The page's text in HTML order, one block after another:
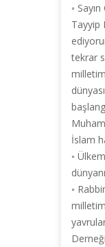
◦
Tayyip
tekrar
İslam
◦
◦